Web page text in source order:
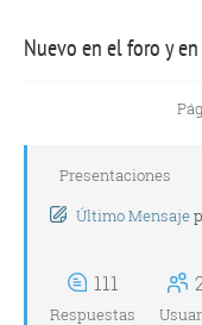
Nuevo en el foro y
Presentaciones
Último Mensaje
111
Respuestas